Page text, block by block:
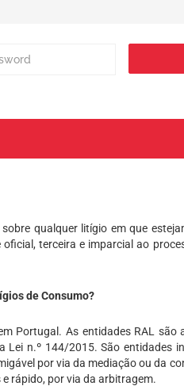
qualquer litígio em que
terceira e imparcial ao
de Consumo?
Portugal. As entidades RAL são
n.º 144/2015. São entidades
por via da mediação ou da
rápido, por via da arbitragem.